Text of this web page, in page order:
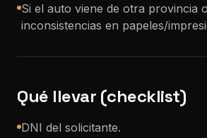
Si el auto viene de otra provincia
inconsistencias en papeles/
Qué llevar (checklist)
DNI del solicitante.